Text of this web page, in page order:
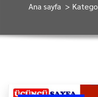
Ana sayfa>